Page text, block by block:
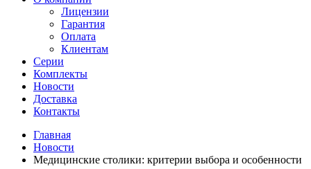
Лицензии
Гарантия
Оплата
Клиентам
Серии
Комплекты
Новости
Доставка
Контакты
Главная
Новости
Медицинские столики: критерии выбора и особенности